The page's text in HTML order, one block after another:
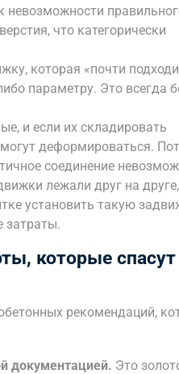
невозможности
что категорически
которая «почти
параметру. Это всегда
и если их складировать
деформироваться.
соединение
лежали друг на
установить такую
затраты.
которые
рекомендаций,
документацией. Это